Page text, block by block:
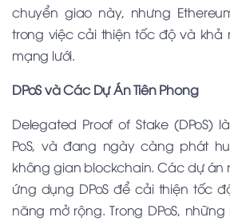
chuyển giao này, nhưng
trong việc cải thiện tốc độ và khả
mạng lưới.
DPoS và Các Dự Án Tiên Phong
Delegated Proof of Stake (DPoS)
PoS, và đang ngày càng phát
không gian blockchain. Các dự án
ứng dụng DPoS để cải thiện tốc
năng mở rộng. Trong DPoS,